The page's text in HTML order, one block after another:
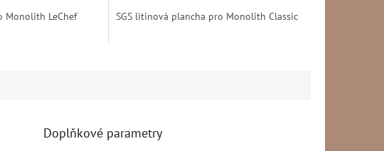
Monolith LeChef SGS litinová plancha pro Monolith Classic
Doplňkové parametry